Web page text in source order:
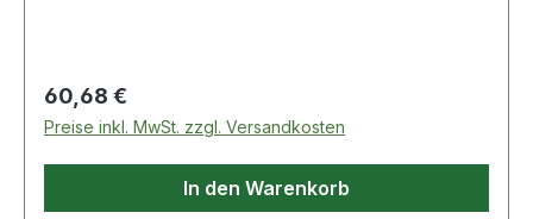
Regulärer Preis:
60,68 €
Preise inkl. MwSt. zzgl. Versandkosten
In den Warenkorb